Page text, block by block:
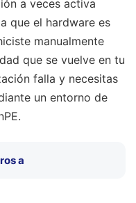
a veces activa
que el hardware es
manualmente
que se vuelve en tu
falla y necesitas
un entorno de
a